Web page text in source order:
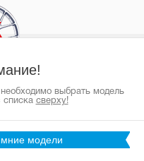
выбрать модель
списка сверху!
модели